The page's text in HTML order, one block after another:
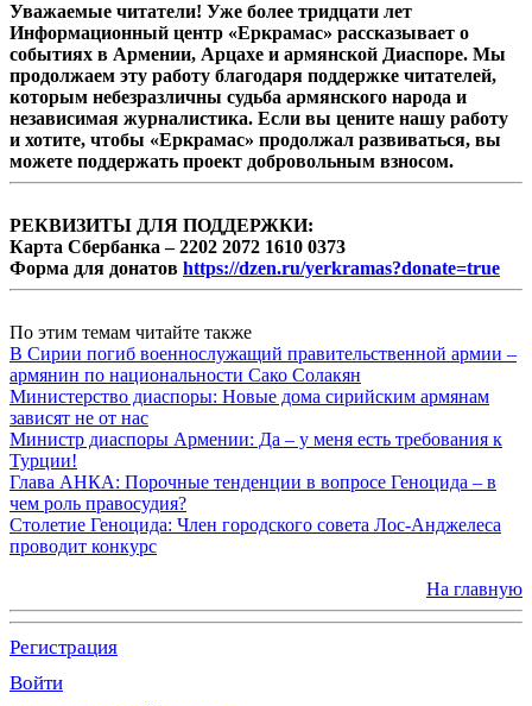
Уважаемые читатели! Уже более тридцати лет
Информационный центр «Еркрамас» рассказывает о
событиях в Армении, Арцахе и армянской Диаспоре. Мы
продолжаем эту работу благодаря поддержке читателей,
которым небезразличны судьба армянского народа и
независимая журналистика. Если вы цените нашу работу
и хотите, чтобы «Еркрамас» продолжал развиваться, вы
можете поддержать проект добровольным взносом.
РЕКВИЗИТЫ ДЛЯ ПОДДЕРЖКИ:
Карта Сбербанка – 2202 2072 1610 0373
Форма для донатов https://dzen.ru/yerkramas?donate=true
По этим темам читайте также
В Сирии погиб военнослужащий правительственной армии –
армянин по национальности Сако Солакян
Министерство диаспоры: Новые дома сирийским армянам
зависят не от нас
Министр диаспоры Армении: Да – у меня есть требования к
Турции!
Глава АНКА: Порочные тенденции в вопросе Геноцида – в
чем роль правосудия?
Столетие Геноцида: Член городского совета Лос-Анджелеса
проводит конкурс
На главную
Регистрация
Войти